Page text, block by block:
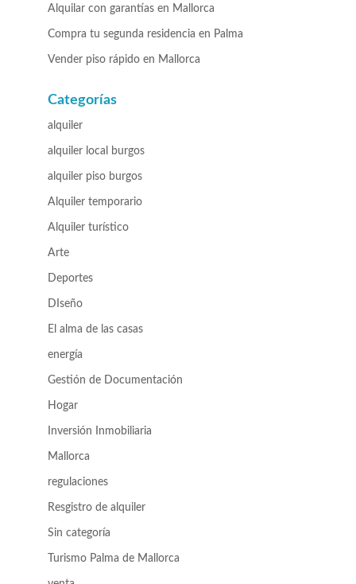
Alquilar con garantías en Mallorca
Compra tu segunda residencia en Palma
Vender piso rápido en Mallorca
Categorías
alquiler
alquiler local burgos
alquiler piso burgos
Alquiler temporario
Alquiler turístico
Arte
Deportes
DIseño
El alma de las casas
energía
Gestión de Documentación
Hogar
Inversión Inmobiliaria
Mallorca
regulaciones
Resgistro de alquiler
Sin categoría
Turismo Palma de Mallorca